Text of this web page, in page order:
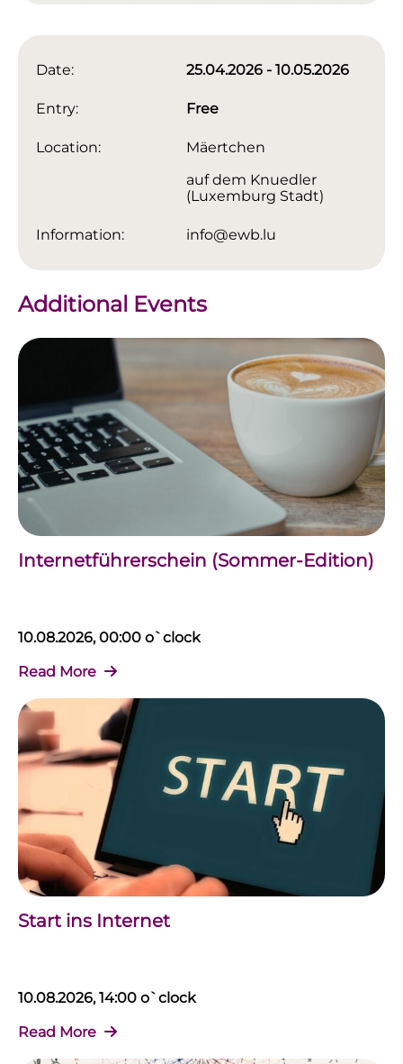
Date: 25.04.2026 - 10.05.2026
Entry: Free
Location:
Mäertchen
auf dem Knuedler
(Luxemburg Stadt)
Information: info@ewb.lu
Additional Events
Internetführerschein (Sommer-Edition)
10.08.2026, 00:00 o`clock
Read More
Start ins Internet
10.08.2026, 14:00 o`clock
Read More